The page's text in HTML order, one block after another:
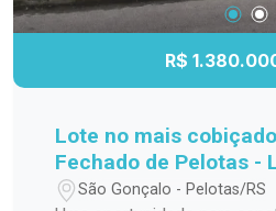
R$
Lote no mais
Fechado de Pelotas -
Gonçalo!
São Gonçalo - Pelotas/RS